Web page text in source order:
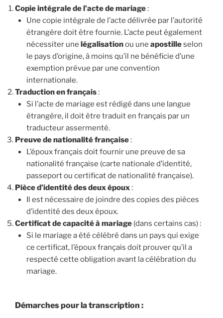
Copie intégrale de l’acte de mariage:
Une copie intégrale de l’acte délivrée par l’autorité
étrangère doit être fournie. L’acte peut également
nécessiter une légalisationou une apostilleselon
le pays d’origine, à moins qu’il ne bénéficie d’une
exemption prévue par une convention
internationale.
Traduction en français:
Si l’acte de mariage est rédigé dans une langue
étrangère, il doit être traduit en français par un
traducteur assermenté.
Preuve de nationalité française:
L’époux français doit fournir une preuve de sa
nationalité française (carte nationale d’identité,
passeport ou certificat de nationalité française).
Pièce d’identité des deux époux:
Il est nécessaire de joindre des copies des pièces
d’identité des deux époux.
Certificat de capacité à mariage (dans certains cas) :
Si le mariage a été célébré dans un pays qui exige
ce certificat, l’époux français doit prouver qu’il a
respecté cette obligation avant la célébration du
mariage.
Démarches pour la transcription :